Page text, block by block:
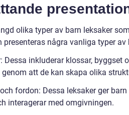
olika typer av barn leksaker
presenteras några vanliga typer av
Dessa inkluderar klossar,
att de kan skapa olika
fordon: Dessa leksaker ger
interagerar med omgivningen.